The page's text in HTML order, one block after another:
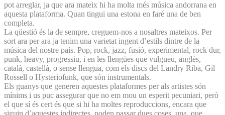
pot arreglar, ja que ara mateix hi ha molta més música andorrana en
aquesta plataforma. Quan tingui una estona en faré una de ben
completa.
La qüestió és la de sempre, creguem-nos a nosaltres mateixos. Per
sort ara per ara ja tenim una varietat ingent d’estils dintre de la
música del nostre país. Pop, rock, jazz, fusió, experimental, rock dur,
punk, heavy, progressiu, i en les llengües que vulgueu, anglès,
català, castellà, o sense llengua, com els discs del Landry Riba, Gil
Rossell o Hysteriofunk, que són instrumentals.
Els guanys que generen aquestes plataformes per als artistes són
mínims i us puc assegurar que no em mou un esperit pecuniari, però
el que sí és cert és que si hi ha moltes reproduccions, encara que
siguin d’aquestes indirectes, poden passar dues coses, una, que